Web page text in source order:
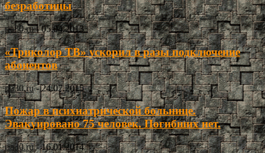
безработицы
ria30.ru - 05.04.2013
«Триколор ТВ» ускорил в разы подключение
абонентов
ria30.ru - 24.07.2015
Пожар в психиатрической больнице.
Эвакуировано 75 человек. Погибших нет.
ria30.ru - 16.01.2014